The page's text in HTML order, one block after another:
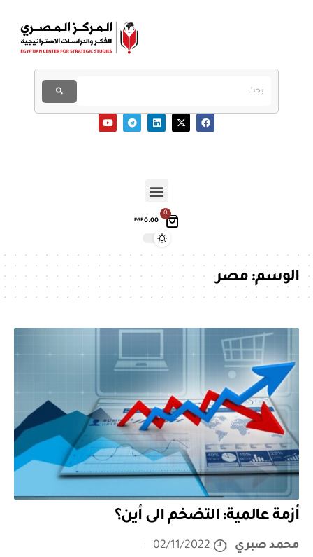
0
EGP0.00
الوسم:مصر
أزمة عالمية: التضخم الى أين؟
محمد صبري
02/11/2022